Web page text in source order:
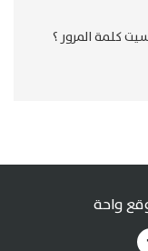
كلمة المرور ؟
واحة